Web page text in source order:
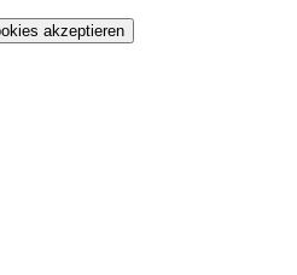
akzeptieren